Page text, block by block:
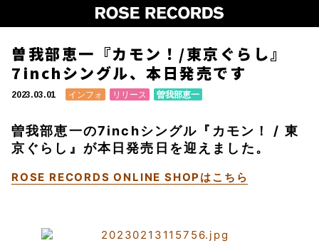
曽我部恵一『カモン！/東京ぐらし』
7inchシングル、本日発売です
2023.03.01 インフォ リリース 曽我部恵一
曽我部恵一の7inchシングル『カモン！ / 東
京ぐらし』が本日発売日を迎えました。
ROSE RECORDS ONLINE SHOPはこちら